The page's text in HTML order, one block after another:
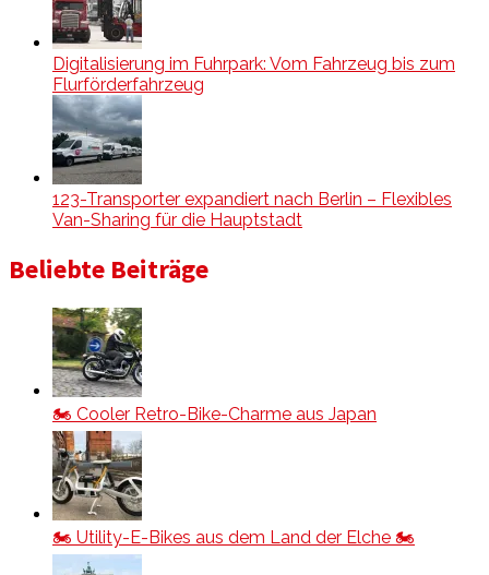
Digitalisierung im Fuhrpark: Vom Fahrzeug bis zum
Flurförderfahrzeug
123-Transporter expandiert nach Berlin – Flexibles
Van-Sharing für die Hauptstadt
Beliebte Beiträge
🏍️ Cooler Retro-Bike-Charme aus Japan
🏍️ Utility-E-Bikes aus dem Land der Elche 🏍️